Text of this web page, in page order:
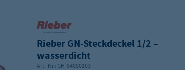
Rieber GN-Steckdeckel 1/2 –
wasserdicht
Art.-Nr.: GH-84080103